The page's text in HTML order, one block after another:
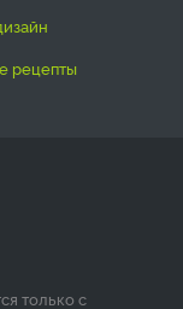
рецепты
только с